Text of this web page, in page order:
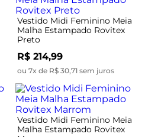
Vestido Midi Feminino Meia
Malha Estampado Rovitex
Preto
R$ 214,99
ou 7x de R$ 30,71 sem juros
Vestido Midi Feminino Meia
Malha Estampado Rovitex